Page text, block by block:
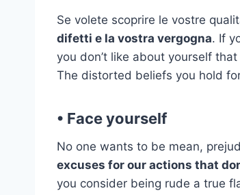
Se volete scoprire le vostre
difetti e la vostra vergogna. If
you don’t like about yourself
The distorted beliefs you hold
• Face yourself
No one wants to be mean,
excuses for our actions that
you consider being rude a true